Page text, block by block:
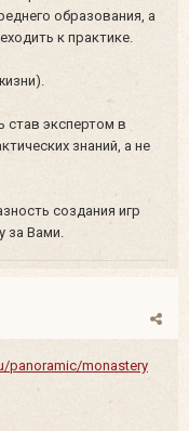
образования, а
к практике.
став экспертом в
знаний, а не
создания игр
Вами.
panoramic/monastery